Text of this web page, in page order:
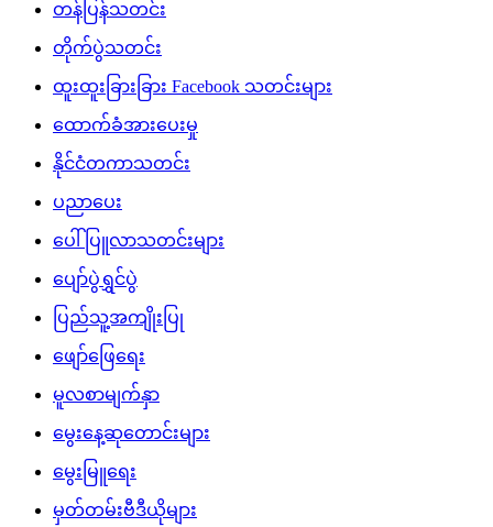
တန်ပြန်သတင်း
တိုက်ပွဲသတင်း
ထူးထူးခြားခြား Facebook သတင်းများ
ထောက်ခံအားပေးမှု
နိုင်ငံတကာသတင်း
ပညာပေး
ပေါ်ပြူလာသတင်းများ
ပျော်ပွဲရွှင်ပွဲ
ပြည်သူ့အကျိုးပြု
ဖျော်ဖြေရေး
မူလစာမျက်နှာ
မွေးနေ့ဆုတောင်းများ
မွေးမြူရေး
မှတ်တမ်းဗီဒီယိုများ